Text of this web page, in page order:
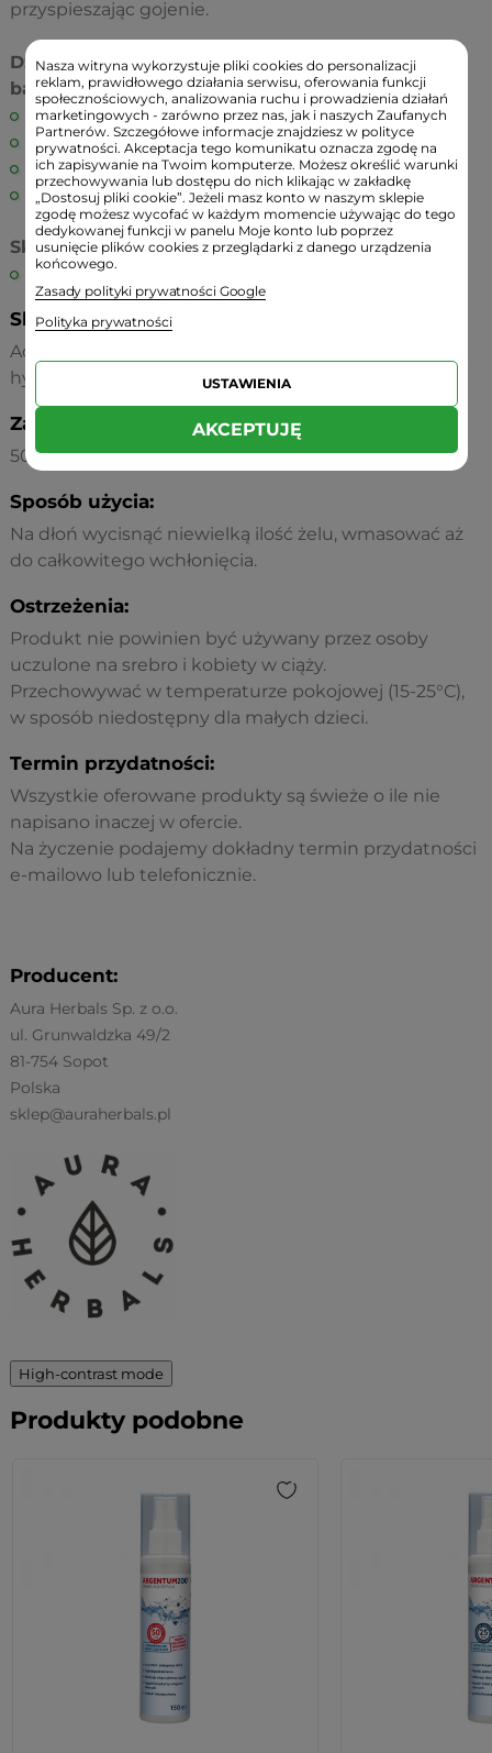
przyspieszając gojenie.
Działanie żelu Argentum200 potwierdzone
badaniami aplikacyjnymi:
oczyszczenie i długotrwała świeżość,
złagodzenie podrażnień i zaczerwienienia,
ukojenie i regulacja wydzielania sebum,
usuwa bakterie i grzyby.
Składniki aktywne:
srebro koloidalne 50 ppm
Składniki/INCI:
Aqua, styrene / acrylates copolymer, sodium
hydroxide, Colloidal Silver.
Zawartość:
50 ml
Sposób użycia:
Na dłoń wycisnąć niewielką ilość żelu, wmasować aż
do całkowitego wchłonięcia.
Ostrzeżenia:
Produkt nie powinien być używany przez osoby
uczulone na srebro i kobiety w ciąży.
Przechowywać w temperaturze pokojowej (15-25°C),
w sposób niedostępny dla małych dzieci.
Termin przydatności:
Wszystkie oferowane produkty są świeże o ile nie
napisano inaczej w ofercie.
Na życzenie podajemy dokładny termin przydatności
e-mailowo lub telefonicznie.
Producent:
Aura Herbals Sp. z o.o.
ul. Grunwaldzka 49/2
81-754 Sopot
Polska
sklep@auraherbals.pl
High-contrast mode
Produkty podobne
Nasza witryna wykorzystuje pliki cookies do personalizacji
reklam, prawidłowego działania serwisu, oferowania funkcji
społecznościowych, analizowania ruchu i prowadzienia działań
marketingowych - zarówno przez nas, jak i naszych Zaufanych
Partnerów. Szczegółowe informacje znajdziesz w polityce
prywatności. Akceptacja tego komunikatu oznacza zgodę na
ich zapisywanie na Twoim komputerze. Możesz określić warunki
przechowywania lub dostępu do nich klikając w zakładkę
„Dostosuj pliki cookie”. Jeżeli masz konto w naszym sklepie
zgodę możesz wycofać w każdym momencie używając do tego
dedykowanej funkcji w panelu Moje konto lub poprzez
usunięcie plików cookies z przeglądarki z danego urządzenia
końcowego.
Zasady polityki prywatności Google
Polityka prywatności
USTAWIENIA
AKCEPTUJĘ